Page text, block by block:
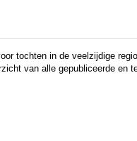
tochten in de veelzijdige
van alle gepubliceerde en